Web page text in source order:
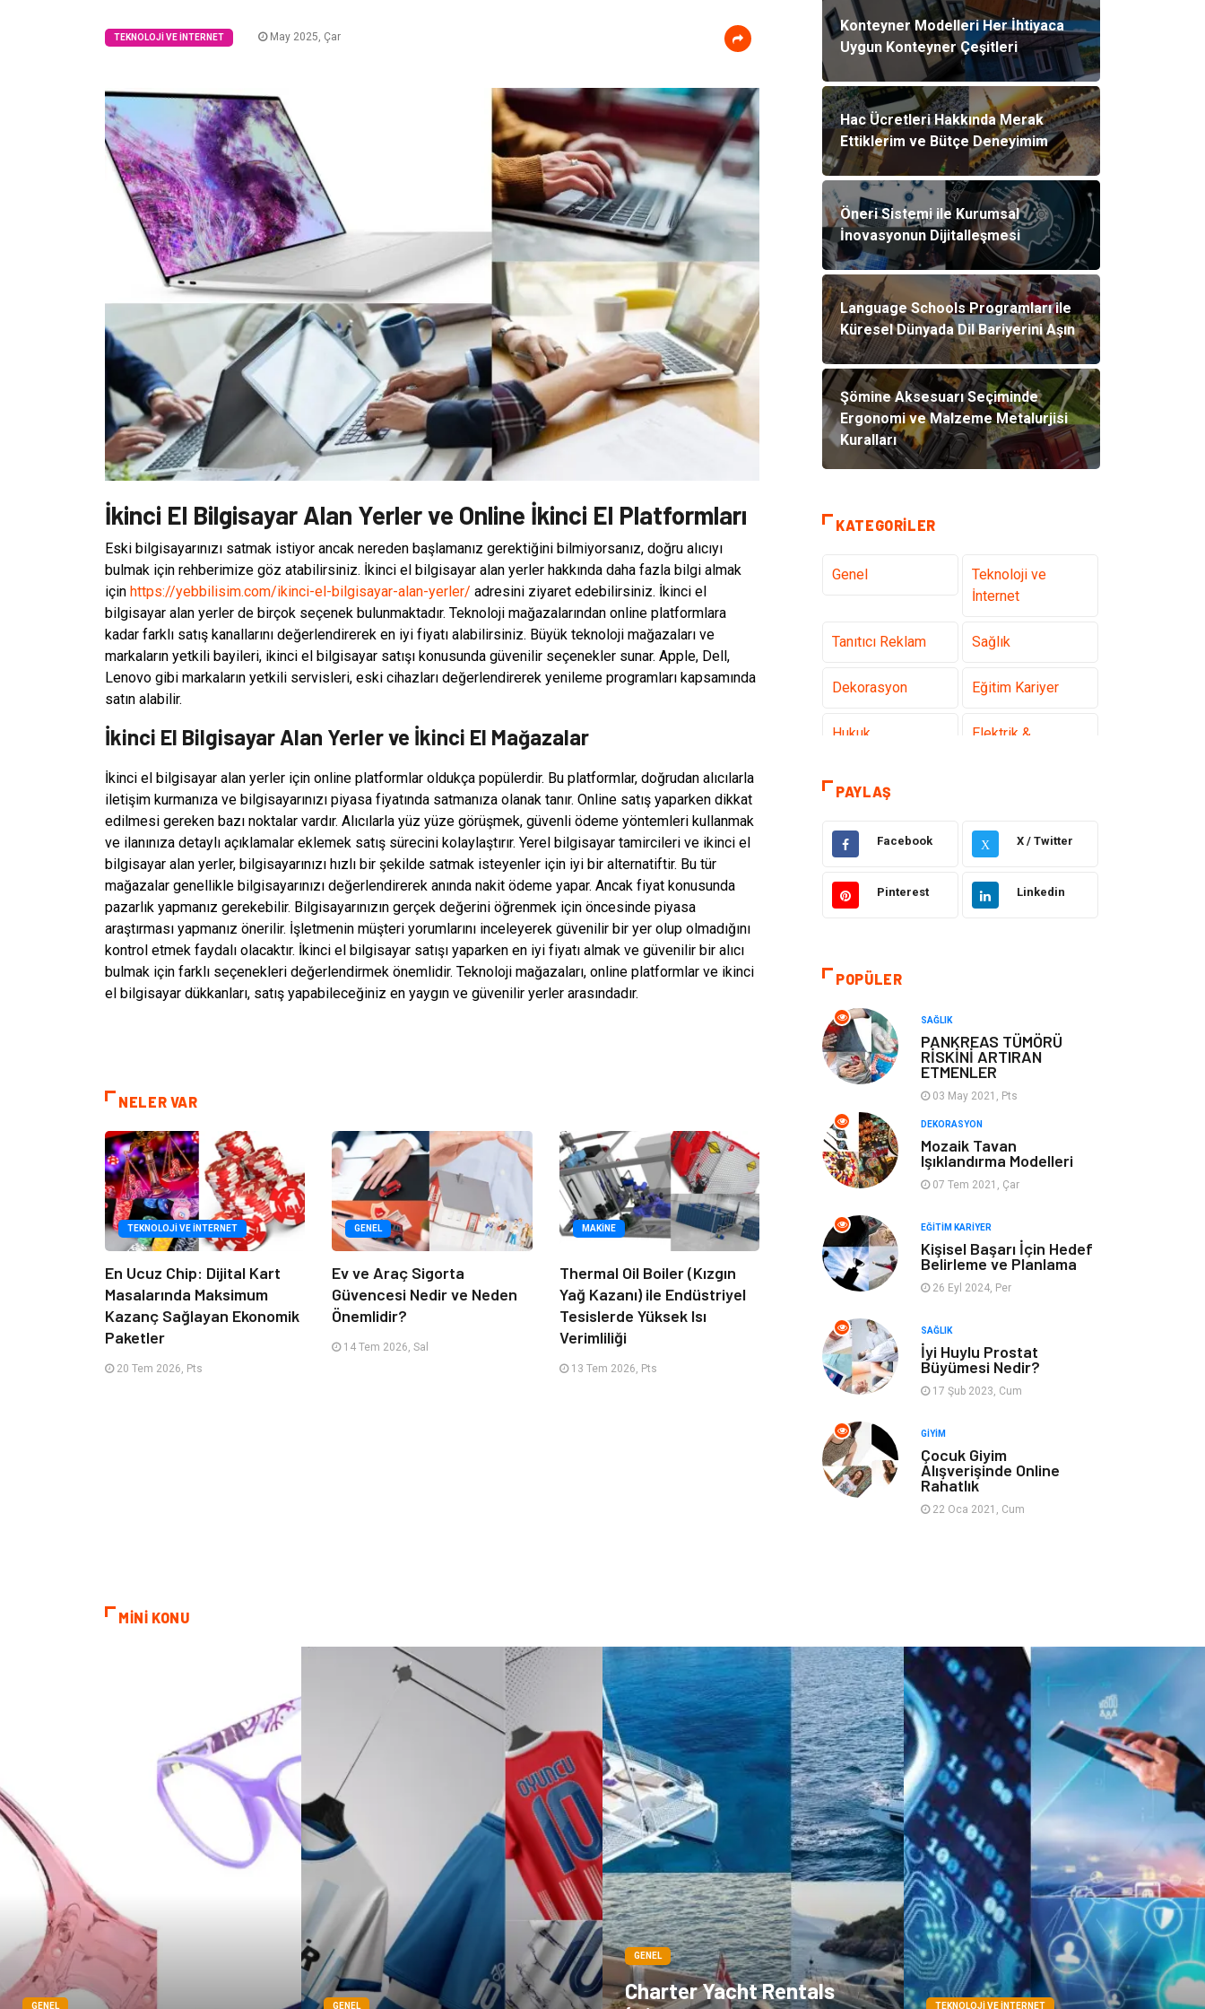
TEKNOLOJI VE İNTERNET May 2025, Çar
İkinci El Bilgisayar Alan Yerler ve Online İkinci El Platformları
Eski bilgisayarınızı satmak istiyor ancak nereden başlamanız gerektiğini bilmiyorsanız, doğru alıcıyı
bulmak için rehberimize göz atabilirsiniz. İkinci el bilgisayar alan yerler hakkında daha fazla bilgi almak
için https://yebbilisim.com/ikinci-el-bilgisayar-alan-yerler/ adresini ziyaret edebilirsiniz. İkinci el
bilgisayar alan yerler de birçok seçenek bulunmaktadır. Teknoloji mağazalarından online platformlara
kadar farklı satış kanallarını değerlendirerek en iyi fiyatı alabilirsiniz. Büyük teknoloji mağazaları ve
markaların yetkili bayileri, ikinci el bilgisayar satışı konusunda güvenilir seçenekler sunar. Apple, Dell,
Lenovo gibi markaların yetkili servisleri, eski cihazları değerlendirerek yenileme programları kapsamında
satın alabilir.
İkinci El Bilgisayar Alan Yerler ve İkinci El Mağazalar
İkinci el bilgisayar alan yerler için online platformlar oldukça popülerdir. Bu platformlar, doğrudan alıcılarla
iletişim kurmanıza ve bilgisayarınızı piyasa fiyatında satmanıza olanak tanır. Online satış yaparken dikkat
edilmesi gereken bazı noktalar vardır. Alıcılarla yüz yüze görüşmek, güvenli ödeme yöntemleri kullanmak
ve ilanınıza detaylı açıklamalar eklemek satış sürecini kolaylaştırır. Yerel bilgisayar tamircileri ve ikinci el
bilgisayar alan yerler, bilgisayarınızı hızlı bir şekilde satmak isteyenler için iyi bir alternatiftir. Bu tür
mağazalar genellikle bilgisayarınızı değerlendirerek anında nakit ödeme yapar. Ancak fiyat konusunda
pazarlık yapmanız gerekebilir. Bilgisayarınızın gerçek değerini öğrenmek için öncesinde piyasa
araştırması yapmanız önerilir. İşletmenin müşteri yorumlarını inceleyerek güvenilir bir yer olup olmadığını
kontrol etmek faydalı olacaktır. İkinci el bilgisayar satışı yaparken en iyi fiyatı almak ve güvenilir bir alıcı
bulmak için farklı seçenekleri değerlendirmek önemlidir. Teknoloji mağazaları, online platformlar ve ikinci
el bilgisayar dükkanları, satış yapabileceğiniz en yaygın ve güvenilir yerler arasındadır.
NELER VAR
TEKNOLOJI VE İNTERNET
En Ucuz Chip: Dijital Kart
Masalarında Maksimum
Kazanç Sağlayan Ekonomik
Paketler
20 Tem 2026, Pts
GENEL
Ev ve Araç Sigorta
Güvencesi Nedir ve Neden
Önemlidir?
14 Tem 2026, Sal
MAKINE
Thermal Oil Boiler (Kızgın
Yağ Kazanı) ile Endüstriyel
Tesislerde Yüksek Isı
Verimliliği
13 Tem 2026, Pts
Konteyner Modelleri Her İhtiyaca
Uygun Konteyner Çeşitleri
Hac Ücretleri Hakkında Merak
Ettiklerim ve Bütçe Deneyimim
Öneri Sistemi ile Kurumsal
İnovasyonun Dijitalleşmesi
Language Schools Programları ile
Küresel Dünyada Dil Bariyerini Aşın
Şömine Aksesuarı Seçiminde
Ergonomi ve Malzeme Metalurjisi
Kuralları
KATEGORILER
Genel
Teknoloji ve
İnternet
Tanıtıcı Reklam Sağlık
Dekorasyon Eğitim Kariyer
Hukuk
Elektrik &
Giyim
Güzellik Bakım Gıda
Otomotiv Sağlıklı Yaşam
Moda
Anne Çocuk Emlak
Genel Kültür
Mobilya
Gençlik ve
Eğlence
Ev işleri Astroloji
Sigorta Spor Malzemeleri
Bebek Giyim İnternet
Kına Gecesi
Restaurant Gayrimenkul
PAYLAŞ
Facebook X X / Twitter
Pinterest Linkedin
POPÜLER
SAĞLIK
PANKREAS TÜMÖRÜ
RİSKİNİ ARTIRAN
ETMENLER
03 May 2021, Pts
DEKORASYON
Mozaik Tavan
Işıklandırma Modelleri
07 Tem 2021, Çar
EĞITIM KARIYER
Kişisel Başarı İçin Hedef
Belirleme ve Planlama
26 Eyl 2024, Per
SAĞLIK
İyi Huylu Prostat
Büyümesi Nedir?
17 Şub 2023, Cum
GIYIM
Çocuk Giyim
Alışverişinde Online
Rahatlık
22 Oca 2021, Cum
MİNİ KONU
GENEL GENEL
GENEL
Charter Yacht Rentals
TEKNOLOJI VE İNTERNET